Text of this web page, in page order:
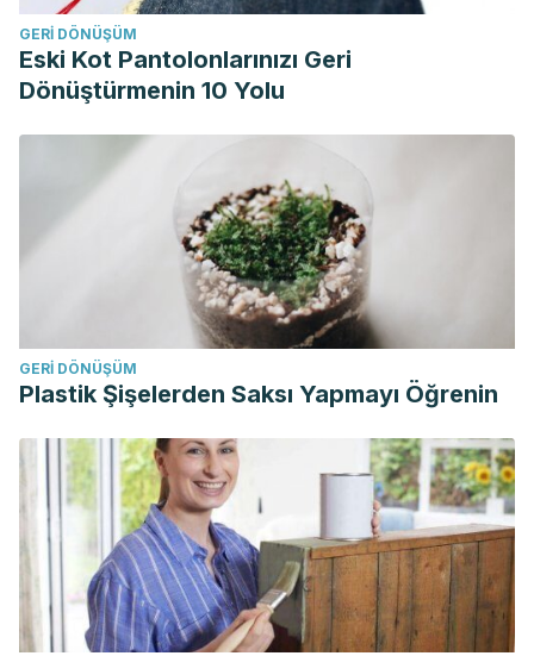
GERI DÖNÜŞÜM
Eski Kot Pantolonlarınızı Geri
Dönüştürmenin 10 Yolu
GERI DÖNÜŞÜM
Plastik Şişelerden Saksı Yapmayı Öğrenin